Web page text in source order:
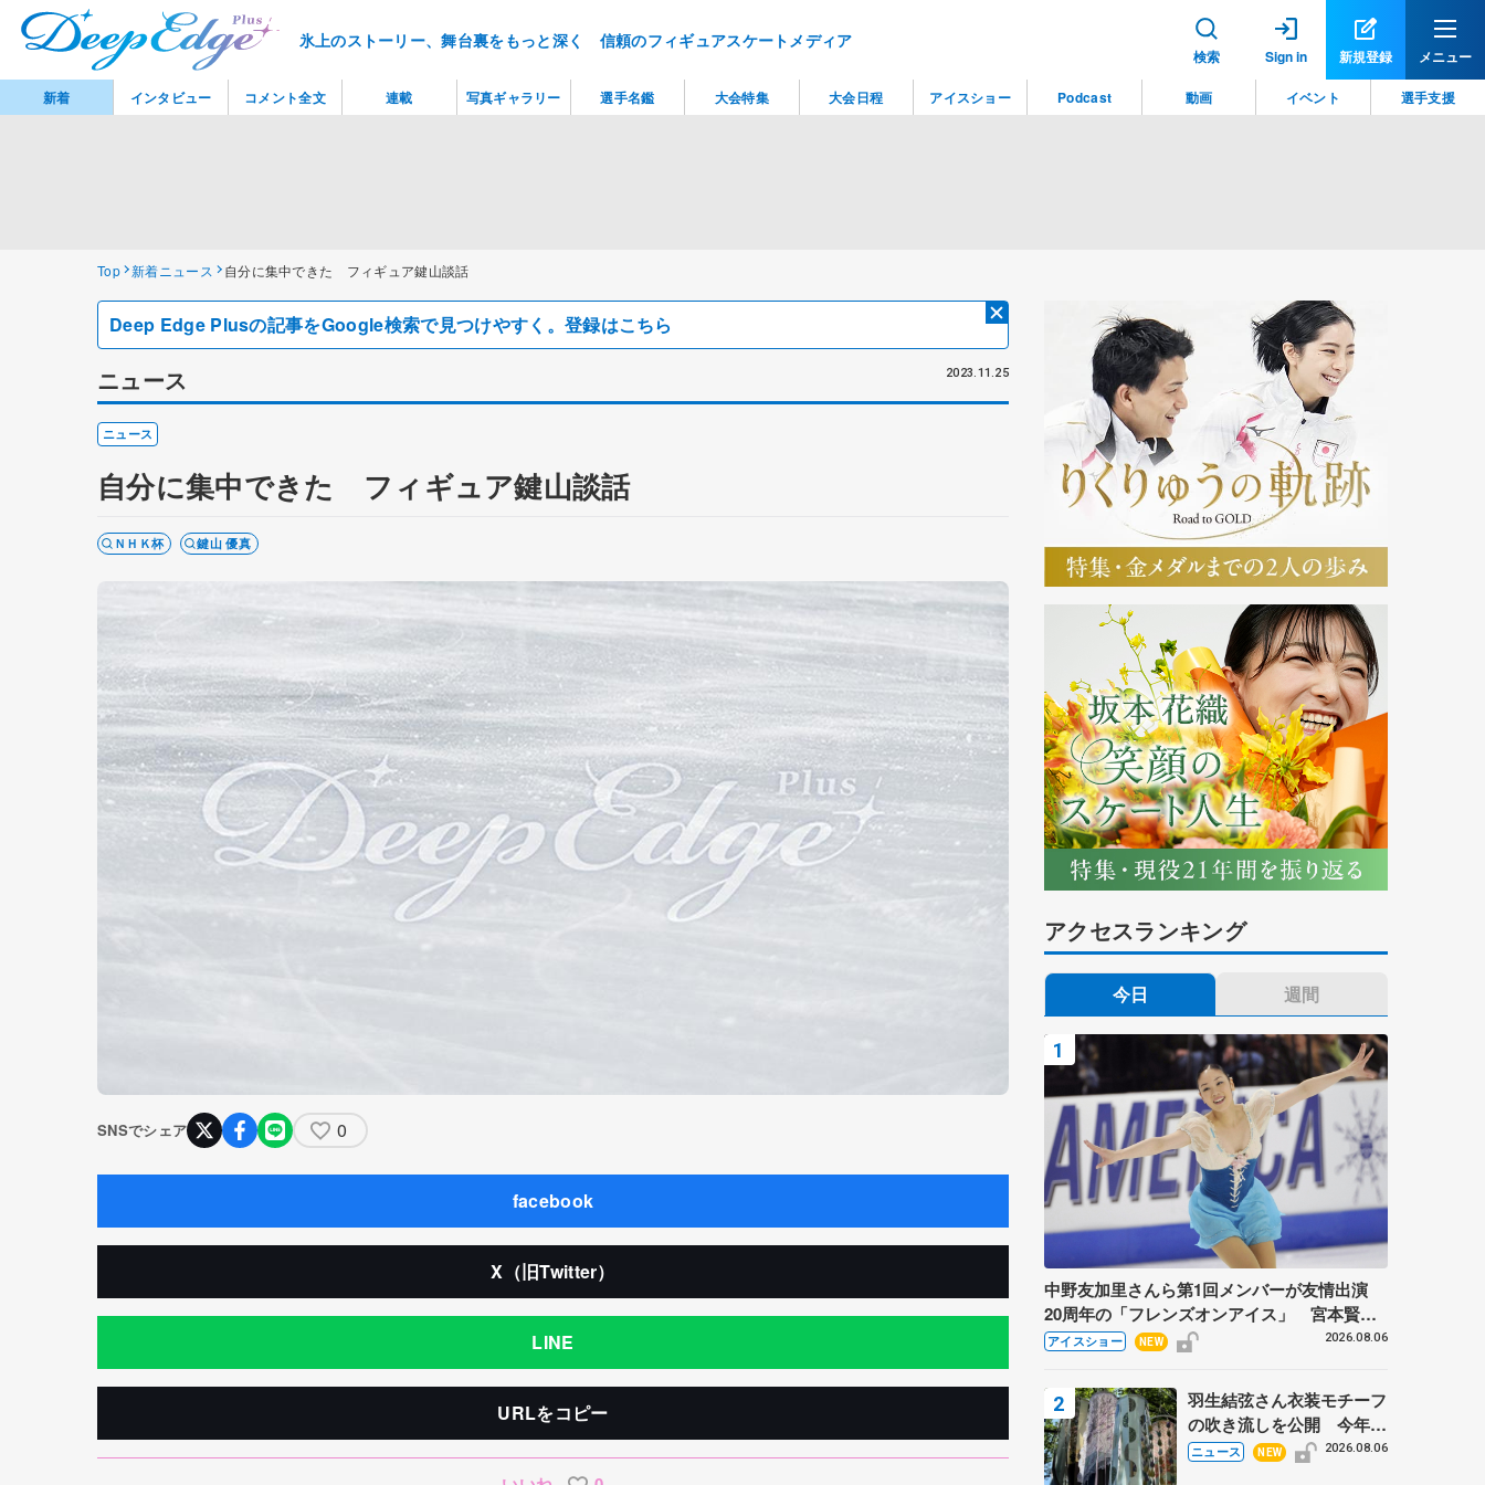
氷上のストーリー、舞台裏をもっと深く 信頼のフィギュアスケートメディア
検索 Sign in 新規登録 メニュー
Top 新着ニュース 自分に集中できた フィギュア鍵山談話
Deep Edge Plusの記事をGoogle検索で見つけやすく。登録はこちら
ニュース 2023.11.25
ニュース
自分に集中できた フィギュア鍵山談話
ＮＨＫ杯 鍵山 優真
SNSでシェア 0
facebook
X（旧Twitter）
LINE
URLをコピー
アクセスランキング
今日 週間
中野友加里さんら第1回メンバーが友情出演
20周年の「フレンズオンアイス」 宮本賢二
さん、有川梨絵さん、田村岳斗さんも
アイスショー NEW 2026.08.06
羽生結弦さん衣装モチーフ
の吹き流しを公開 今年は
「春よ、来い」、仙台の瑞
ニュース NEW 2026.08.06
新着 インタビュー コメント全文 連載 写真ギャラリー 選手名鑑 大会特集 大会日程 アイスショー Podcast 動画 イベント 選手支援